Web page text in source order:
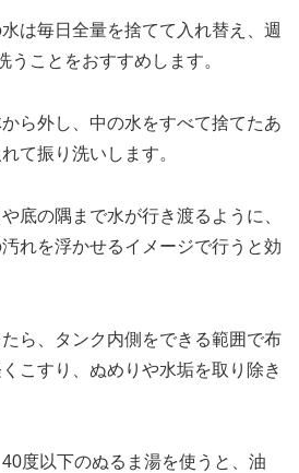
は毎日全量を捨てて入れ替え、週
うことをおすすめします。
ら外し、中の水をすべて捨てたあ
て振り洗いします。
底の隅まで水が行き渡るように、
れを浮かせるイメージで行うと効
ら、タンク内側をできる範囲で布
こすり、ぬめりや水垢を取り除き
度以下のぬるま湯を使うと、油